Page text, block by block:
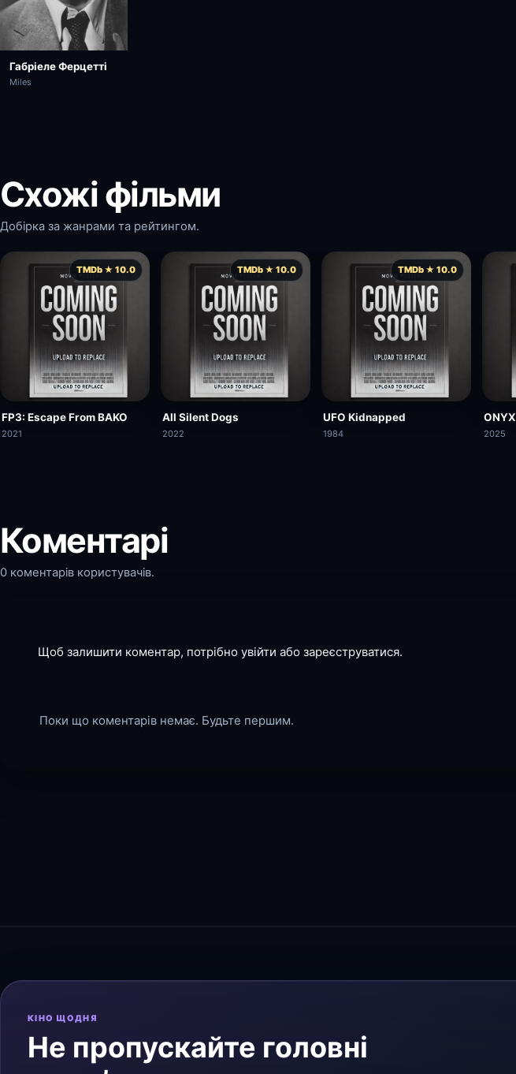
Габріеле Ферцетті
Miles
Схожі фільми
Добірка за жанрами та рейтингом.
TMDb ★ 10.0
FP3: Escape From BAKO
2021
TMDb ★ 10.0
All Silent Dogs
2022
TMDb ★ 10.0
UFO Kidnapped
1984
ONYX
2025
Коментарі
0 коментарів користувачів.
Щоб залишити коментар, потрібно увійти або зареєструватися.
Поки що коментарів немає. Будьте першим.
КІНО ЩОДНЯ
Не пропускайте головні